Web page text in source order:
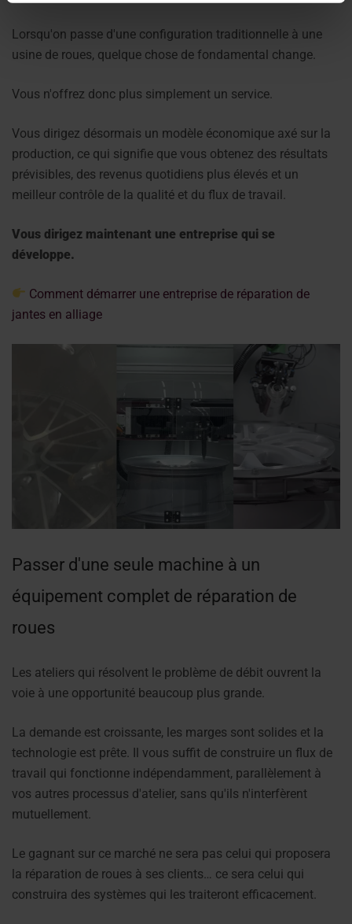
Lorsqu'on passe d'une configuration traditionnelle à une
usine de roues, quelque chose de fondamental change.
Vous n'offrez donc plus simplement un service.
Vous dirigez désormais un modèle économique axé sur la
production, ce qui signifie que vous obtenez des résultats
prévisibles, des revenus quotidiens plus élevés et un
meilleur contrôle de la qualité et du flux de travail.
Vous dirigez maintenant une entreprise qui se
développe.
Comment démarrer une entreprise de réparation de
jantes en alliage
Passer d'une seule machine à un
équipement complet de réparation de
roues
Les ateliers qui résolvent le problème de débit ouvrent la
voie à une opportunité beaucoup plus grande.
La demande est croissante, les marges sont solides et la
technologie est prête. Il vous suffit de construire un flux de
travail qui fonctionne indépendamment, parallèlement à
vos autres processus d'atelier, sans qu'ils n'interfèrent
mutuellement.
Le gagnant sur ce marché ne sera pas celui qui proposera
la réparation de roues à ses clients… ce sera celui qui
construira des systèmes qui les traiteront efficacement.